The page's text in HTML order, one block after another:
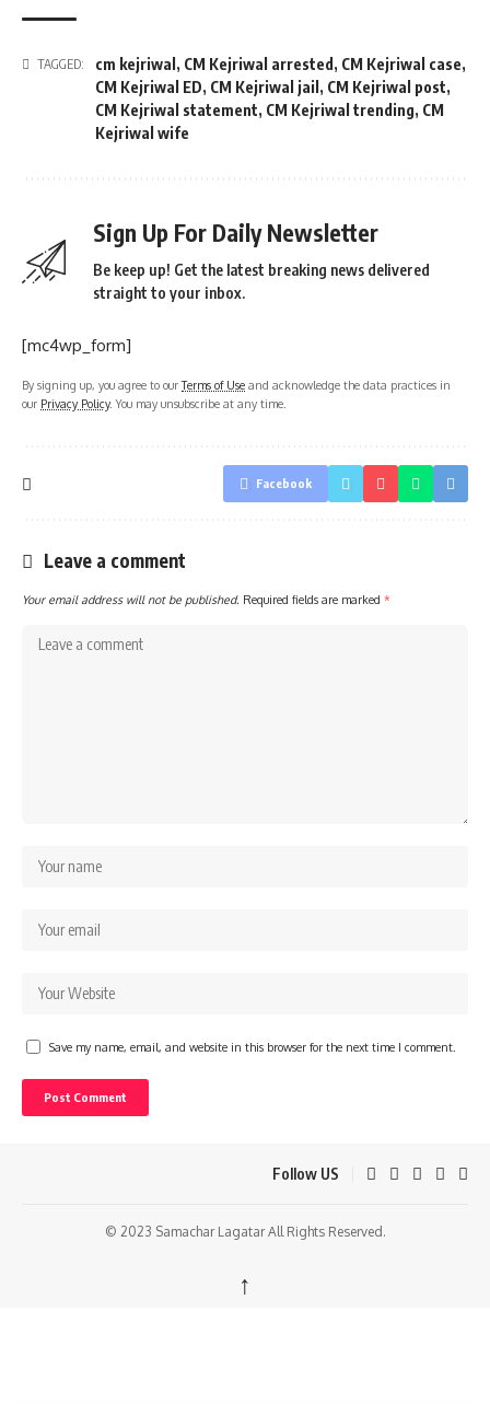
TAGGED: cm kejriwal , CM Kejriwal arrested , CM Kejriwal case,
CM Kejriwal ED, CM Kejriwal jail , CM Kejriwal post,
CM Kejriwal statement, CM Kejriwal trending, CM
Kejriwal wife
Sign Up For Daily Newsletter
Be keep up! Get the latest breaking news delivered
straight to your inbox.
[mc4wp_form]
By signing up, you agree to ourTerms of Use and acknowledge the data practices in
our Privacy Policy. You may unsubscribe at any time.
Facebook
Leave a comment
Your email address will not be published. Required fields are marked *
Save my name, email, and website in this browser for the next time I comment.
Follow US
© 2023 Samachar Lagatar All Rights Reserved.
↑